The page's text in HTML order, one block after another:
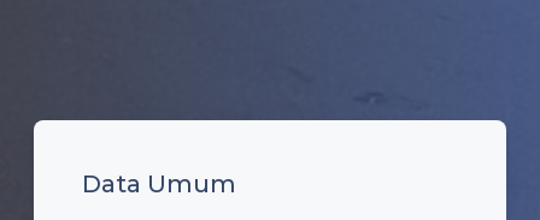
Data Umum